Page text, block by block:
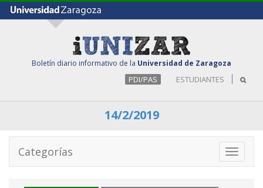
Boletín diario informativo de la Universidad de Zaragoza
PDI/PAS ESTUDIANTES
14/2/2019
Toggle
Categorías